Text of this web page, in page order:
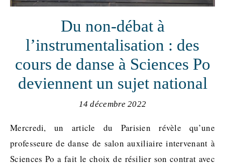
Du non-débat à
l’instrumentalisation : des
cours de danse à Sciences Po
deviennent un sujet national
14 décembre 2022
Mercredi, un article du Parisien révèle qu’une
professeure de danse de salon auxiliaire intervenant à
Sciences Po a fait le choix de résilier son contrat avec